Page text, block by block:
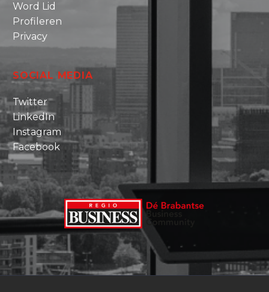
Word Lid
Profileren
Privacy
SOCIAL MEDIA
Twitter
LinkedIn
Instagram
Facebook